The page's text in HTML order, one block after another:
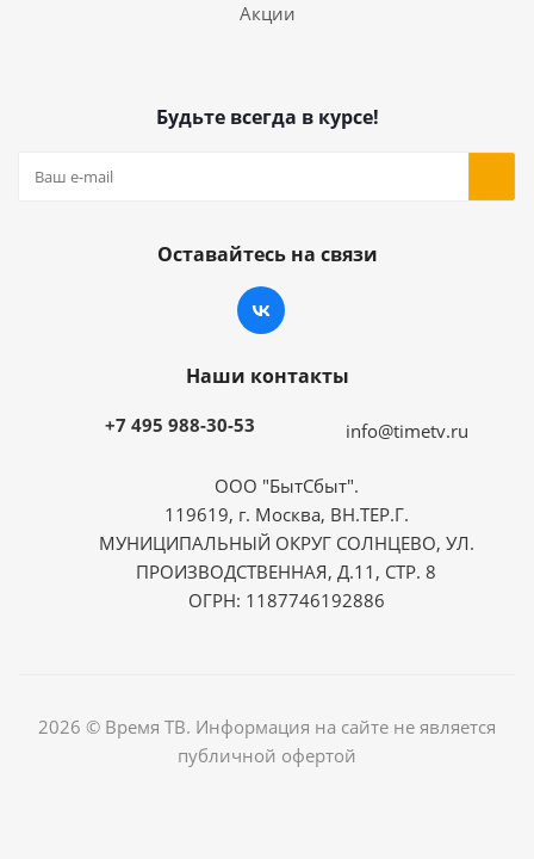
Акции
Будьте всегда в курсе!
Оставайтесь на связи
Наши контакты
+7 495 988-30-53 info@timetv.ru
ООО "БытСбыт".
119619, г. Москва, ВН.ТЕР.Г.
МУНИЦИПАЛЬНЫЙ ОКРУГ СОЛНЦЕВО, УЛ.
ПРОИЗВОДСТВЕННАЯ, Д.11, СТР. 8
ОГРН: 1187746192886
2026 © Время ТВ. Информация на сайте не является
публичной офертой